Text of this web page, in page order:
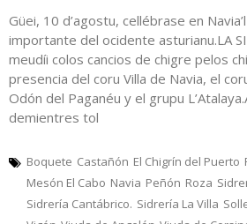
Güei, 10 d’agostu, cellébrase en
importante del ocidente asturianu.LA
meudíi colos cancios de chigre pelos
presencia del coru Villa de Navia, el
Odón del Paganéu y el grupu
demientres tol
Boquete Castañón El Chigrín del Puerto
Mesón El Cabo Navia Peñón Roza
Sidrería Cantábrico. Sidrería La Villa